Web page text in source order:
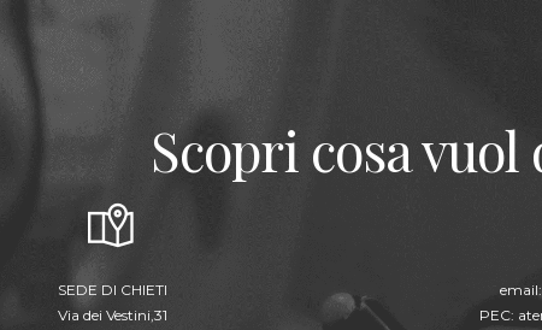
Scopri cosa
SEDE DI CHIETI
Via dei Vestini,31
PEC: